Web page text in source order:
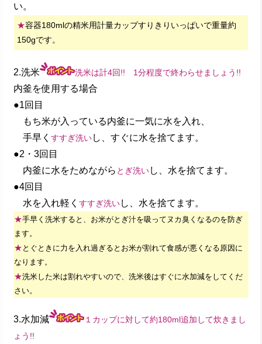
い。
★容器180mlの精米用計量カップすりきりいっぱいで重量約
150gです。
2.洗米 洗米は計4回!! 1分程度で終わらせましょう!!
内釜を使用する場合
●1回目
もち米が入っている内釜に一気に水を入れ、
手早く すすぎ洗いし、すぐに水を捨てます。
●2・3回目
内釜に水をためながら とぎ洗いし、水を捨てます。
●4回目
水を入れ軽く すすぎ洗いし、水を捨てます。
★手早く洗米すると、お米がとぎ汁を吸ってヌカ臭くなるのを防ぎ
ます。
★ とぐときに力を入れ過ぎるとお米が割れて食感が悪くなる原因に
なります。
★洗米した米は割れやすいので、洗米後はすぐに水加減をしてくだ
さい。
3.水加減
１カップに対して約180ml追加して炊きまし
ょう!!